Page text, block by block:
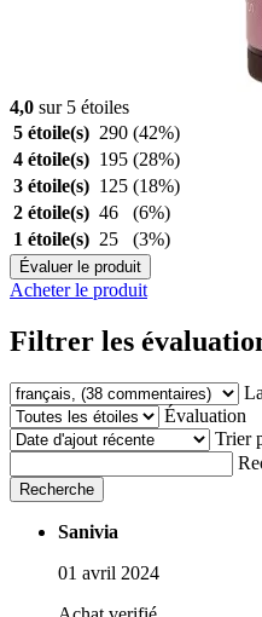
4,0 sur 5 étoiles
5 étoile(s) 290 (42%)
4 étoile(s) 195 (28%)
3 étoile(s) 125 (18%)
2 étoile(s) 46
(6%)
1 étoile(s) 25 (3%)
Évaluer le produit
Acheter le produit
Filtrer les
Évaluation
Trier
Recherche
Sanivia
01 avril 2024